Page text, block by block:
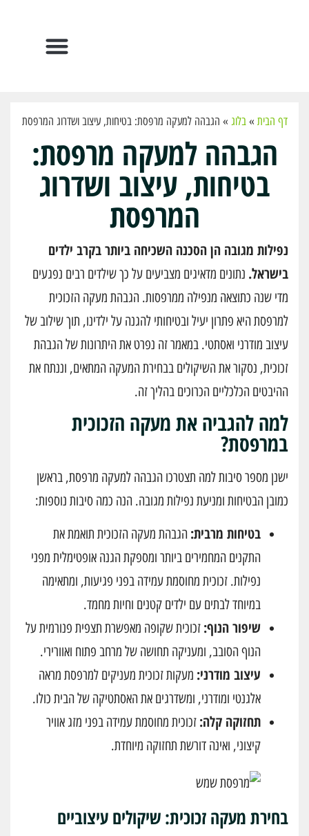
דף הבית » בלוג » הגבהה למעקה מרפסת: בטיחות, עיצוב ושדרוג המרפסת
הגבהה למעקה מרפסת:
בטיחות, עיצוב ושדרוג
המרפסת
נפילות מגובה הן הסכנה השכיחה ביותר בקרב ילדים
בישראל. נתונים מדאיגים מצביעים על כך שילדים רבים נפגעים
מדי שנה כתוצאה מנפילה ממרפסות. הגבהת מעקה הזכוכית
למרפסת היא פתרון יעיל ובטיחותי להגנה על ילדינו, תוך שילוב של
עיצוב מודרני ואסתטי. במאמר זה נפרט את היתרונות של הגבהת
זכוכית, נסקור את השיקולים בבחירת המעקה המתאים, וננתח את
ההיבטים הכלכליים הכרוכים בהליך זה.
למה להגביה את מעקה הזכוכית
במרפסת?
ישנן מספר סיבות למה תצטרכו הגבהה למעקה מרפסת, בראשן
כמובן הבטיחות ומניעת נפילות מגובה. הנה כמה סיבות נוספות:
בטיחות מרבית: הגבהת מעקה הזכוכית תואמת את
התקנים המחמירים ביותר ומספקת הגנה אופטימלית מפני
נפילות. זכוכית מחוסמת עמידה בפני פגיעות, ומתאימה
במיוחד לבתים עם ילדים קטנים וחיות מחמד.
שיפור הנוף: זכוכית שקופה מאפשרת תצפית פנורמית על
הנוף הסובב, ומעניקה תחושה של מרחב פתוח ואוורירי.
עיצוב מודרני: מעקות זכוכית מעניקים למרפסת מראה
אלגנטי ומודרני, ומשדרגים את האסתטיקה של הבית כולו.
תחזוקה קלה: זכוכית מחוסמת עמידה בפני מזג אוויר
קיצוני, ואינה דורשת תחזוקה מיוחדת.
בחירת מעקה זכוכית: שיקולים עיצוביים